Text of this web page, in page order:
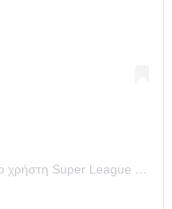
Η δημοσίευση κοινοποιήθηκε από το χρήστη Super League Greece (@super_league_gr)